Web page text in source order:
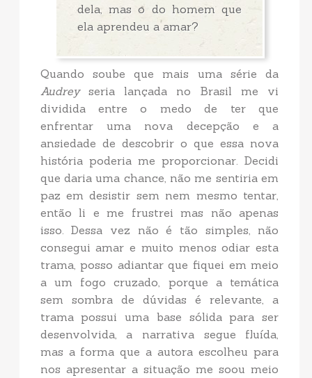
dela, mas o do homem que
ela aprendeu a amar?
Quando soube que mais uma série da
Audrey seria lançada no Brasil me vi
dividida entre o medo de ter que
enfrentar uma nova decepção e a
ansiedade de descobrir o que essa nova
história poderia me proporcionar. Decidi
que daria uma chance, não me sentiria em
paz em desistir sem nem mesmo tentar,
então li e me frustrei mas não apenas
isso. Dessa vez não é tão simples, não
consegui amar e muito menos odiar esta
trama, posso adiantar que fiquei em meio
a um fogo cruzado, porque a temática
sem sombra de dúvidas é relevante, a
trama possui uma base sólida para ser
desenvolvida, a narrativa segue fluída,
mas a forma que a autora escolheu para
nos apresentar a situação me soou meio